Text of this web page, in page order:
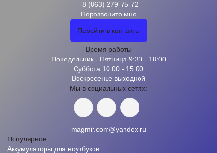
8 (863) 279-75-72
Перезвоните мне
Перейти в контакты
Время работы
Понедельник - Пятница 9:30 - 18:00
Суббота 10:00 - 15:00
Воскресенье выходной
Мы в социальных сетях:
magmir.com@yandex.ru
Популярное
Аккумуляторы для ноутбуков